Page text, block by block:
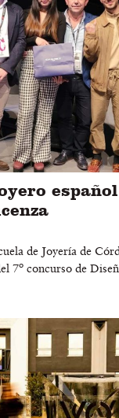
de Joyería de
7º concurso de